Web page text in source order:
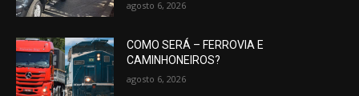
agosto 6, 2026
COMO SERÁ – FERROVIA E
CAMINHONEIROS?
agosto 6, 2026